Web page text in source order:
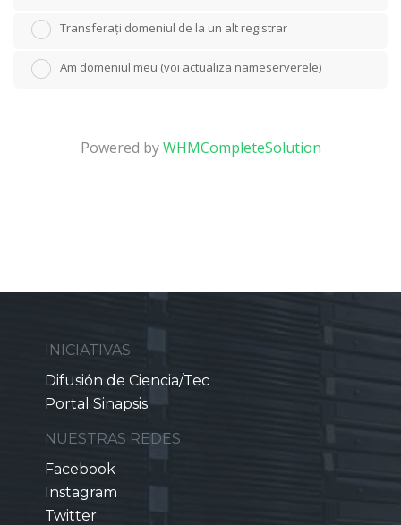
Transferați domeniul de la un alt registrar
Am domeniul meu (voi actualiza nameserverele)
Powered byWHMCompleteSolution
INICIATIVAS
Difusión de Ciencia/Tec
Portal Sinapsis
NUESTRAS REDES
Facebook
Instagram
Twitter